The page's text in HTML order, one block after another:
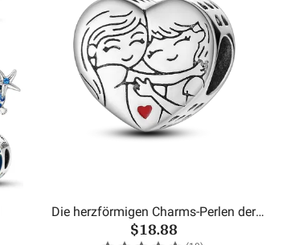
Die herzförmigen Charms-Perlen der
Schwester
$18.88